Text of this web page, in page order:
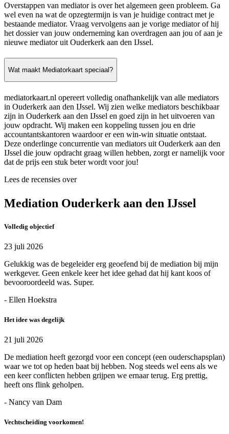
Overstappen van mediator is over het algemeen geen probleem. Ga
wel even na wat de opzegtermijn is van je huidige contract met je
bestaande mediator. Vraag vervolgens aan je vorige mediator of hij
het dossier van jouw onderneming kan overdragen aan jou of aan je
nieuwe mediator uit Ouderkerk aan den IJssel.
Wat maakt Mediatorkaart speciaal?
mediatorkaart.nl opereert volledig onafhankelijk van alle mediators
in Ouderkerk aan den IJssel. Wij zien welke mediators beschikbaar
zijn in Ouderkerk aan den IJssel en goed zijn in het uitvoeren van
jouw opdracht. Wij maken een koppeling tussen jou en drie
accountantskantoren waardoor er een win-win situatie ontstaat.
Deze onderlinge concurrentie van mediators uit Ouderkerk aan den
IJssel die jouw opdracht graag willen hebben, zorgt er namelijk voor
dat de prijs een stuk beter wordt voor jou!
Lees de recensies over
Mediation Ouderkerk aan den IJssel
Volledig objectief
23 juli 2026
Gelukkig was de begeleider erg geoefend bij de mediation bij mijn
werkgever. Geen enkele keer het idee gehad dat hij kant koos of
bevooroordeeld was. Super.
- Ellen Hoekstra
Het idee was degelijk
21 juli 2026
De mediation heeft gezorgd voor een concept (een ouderschapsplan)
waar we tot op heden baat bij hebben. Nog steeds wel eens als we
een keer conflicten hebben grijpen we ernaar terug. Erg prettig,
heeft ons flink geholpen.
- Nancy van Dam
Vechtscheiding voorkomen!